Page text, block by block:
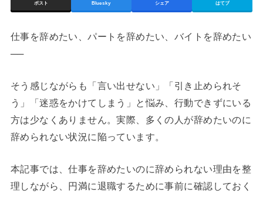
ポスト Bluesky シェア はてブ
仕事を辞めたい、パートを辞めたい、バイトを辞めたい
──
そう感じながらも「言い出せない」「引き止められそ
う」「迷惑をかけてしまう」と悩み、行動できずにいる
方は少なくありません。実際、多くの人が辞めたいのに
辞められない状況に陥っています。
本記事では、仕事を辞めたいのに辞められない理由を整
理しながら、円満に退職するために事前に確認しておく